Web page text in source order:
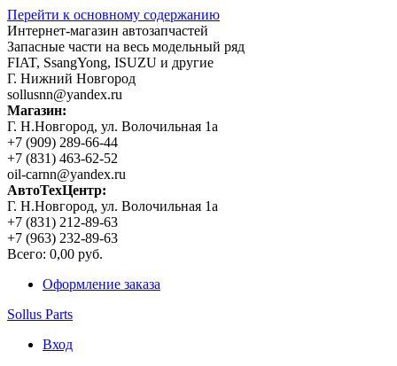
Перейти к основному содержанию
Интернет-магазин автозапчастей
Запасные части на весь модельный ряд
FIAT, SsangYong, ISUZU и другие
Г. Нижний Новгород
sollusnn@yandex.ru
Магазин:
Г. Н.Новгород, ул. Волочильная 1а
+7 (909) 289-66-44
+7 (831) 463-62-52
oil-carnn@yandex.ru
АвтоТехЦентр:
Г. Н.Новгород, ул. Волочильная 1а
+7 (831) 212-89-63
+7 (963) 232-89-63
Всего: 0,00 руб.
Оформление заказа
Sollus Parts
Вход